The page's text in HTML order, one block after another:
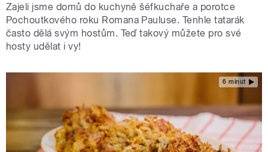
Zajeli jsme domů do kuchyně šéfkuchaře a porotce
Pochoutkového roku Romana Pauluse. Tenhle tatarák
často dělá svým hostům. Teď takový můžete pro své
hosty udělat i vy!
6 minut